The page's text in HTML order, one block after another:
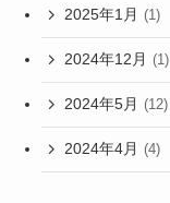
2025年1月 (1)
2024年12月 (1)
2024年5月 (12)
2024年4月 (4)